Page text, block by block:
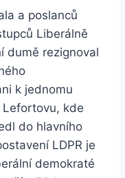
a poslanců
Liberálně
dumě rezignoval
k jednomu
kde
do hlavního
LDPR je
demokraté